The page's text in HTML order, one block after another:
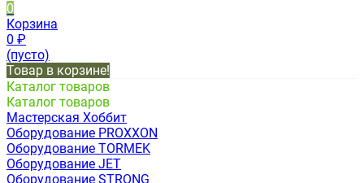
0
Корзина
0 ₽
(пусто)
Товар в корзине!
Каталог товаров
Каталог товаров
Мастерская Хоббит
Оборудование PROXXON
Оборудование TORMEK
Оборудование JET
Оборудование STRONG